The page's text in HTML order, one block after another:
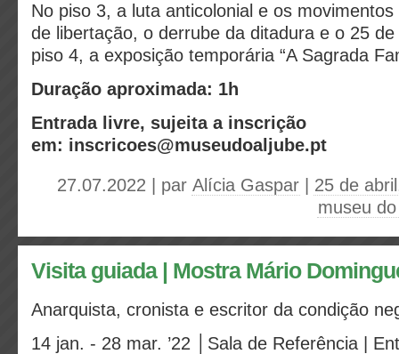
No piso 3, a luta anticolonial e os
de libertação, o derrube da ditadura e o 25
piso 4, a exposição temporária “A Sagrada
Duração aproximada: 1h
Entrada livre, sujeita a inscrição
em: inscricoes@museudoaljube.pt
27.07.2022 | par Alícia Gaspar 25 de abril
museu
Visita guiada | Mostra Mário
Anarquista, cronista e escritor da condição
14 jan. - 28 mar. ’22 │Sala de Referência |